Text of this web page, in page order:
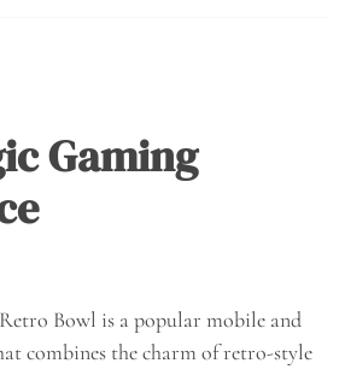
Gaming
Bowl is a popular mobile and
combines the charm of retro-style